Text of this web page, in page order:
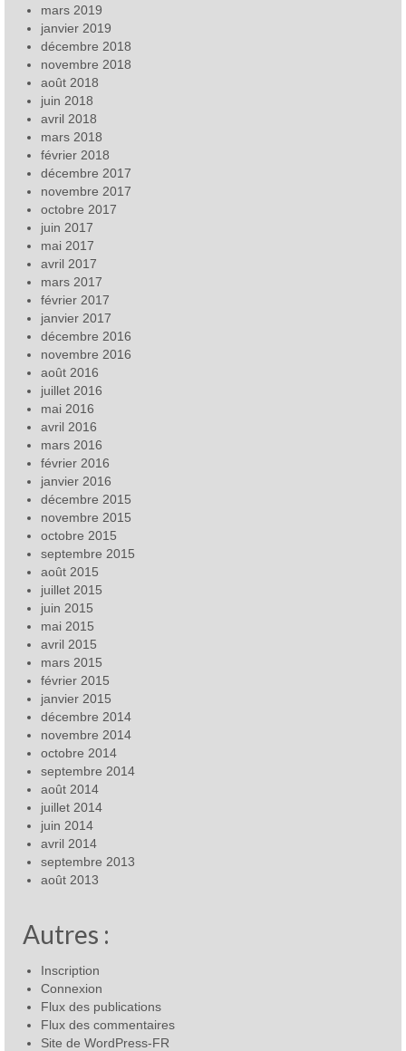
mars 2019
janvier 2019
décembre 2018
novembre 2018
août 2018
juin 2018
avril 2018
mars 2018
février 2018
décembre 2017
novembre 2017
octobre 2017
juin 2017
mai 2017
avril 2017
mars 2017
février 2017
janvier 2017
décembre 2016
novembre 2016
août 2016
juillet 2016
mai 2016
avril 2016
mars 2016
février 2016
janvier 2016
décembre 2015
novembre 2015
octobre 2015
septembre 2015
août 2015
juillet 2015
juin 2015
mai 2015
avril 2015
mars 2015
février 2015
janvier 2015
décembre 2014
novembre 2014
octobre 2014
septembre 2014
août 2014
juillet 2014
juin 2014
avril 2014
septembre 2013
août 2013
Autres :
Inscription
Connexion
Flux des publications
Flux des commentaires
Site de WordPress-FR